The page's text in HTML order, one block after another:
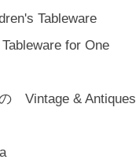
Tableware
for One
Vintage & Antiques
Vintage & Antiques
ゅう Hanare Kiryuh
Imported goods
Gift Wrapping